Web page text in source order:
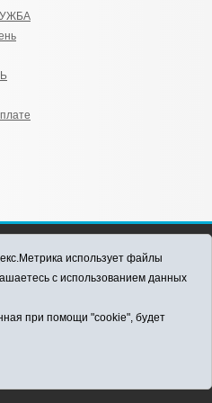
использует файлы
с использованием данных
при помощи "cookie", будет